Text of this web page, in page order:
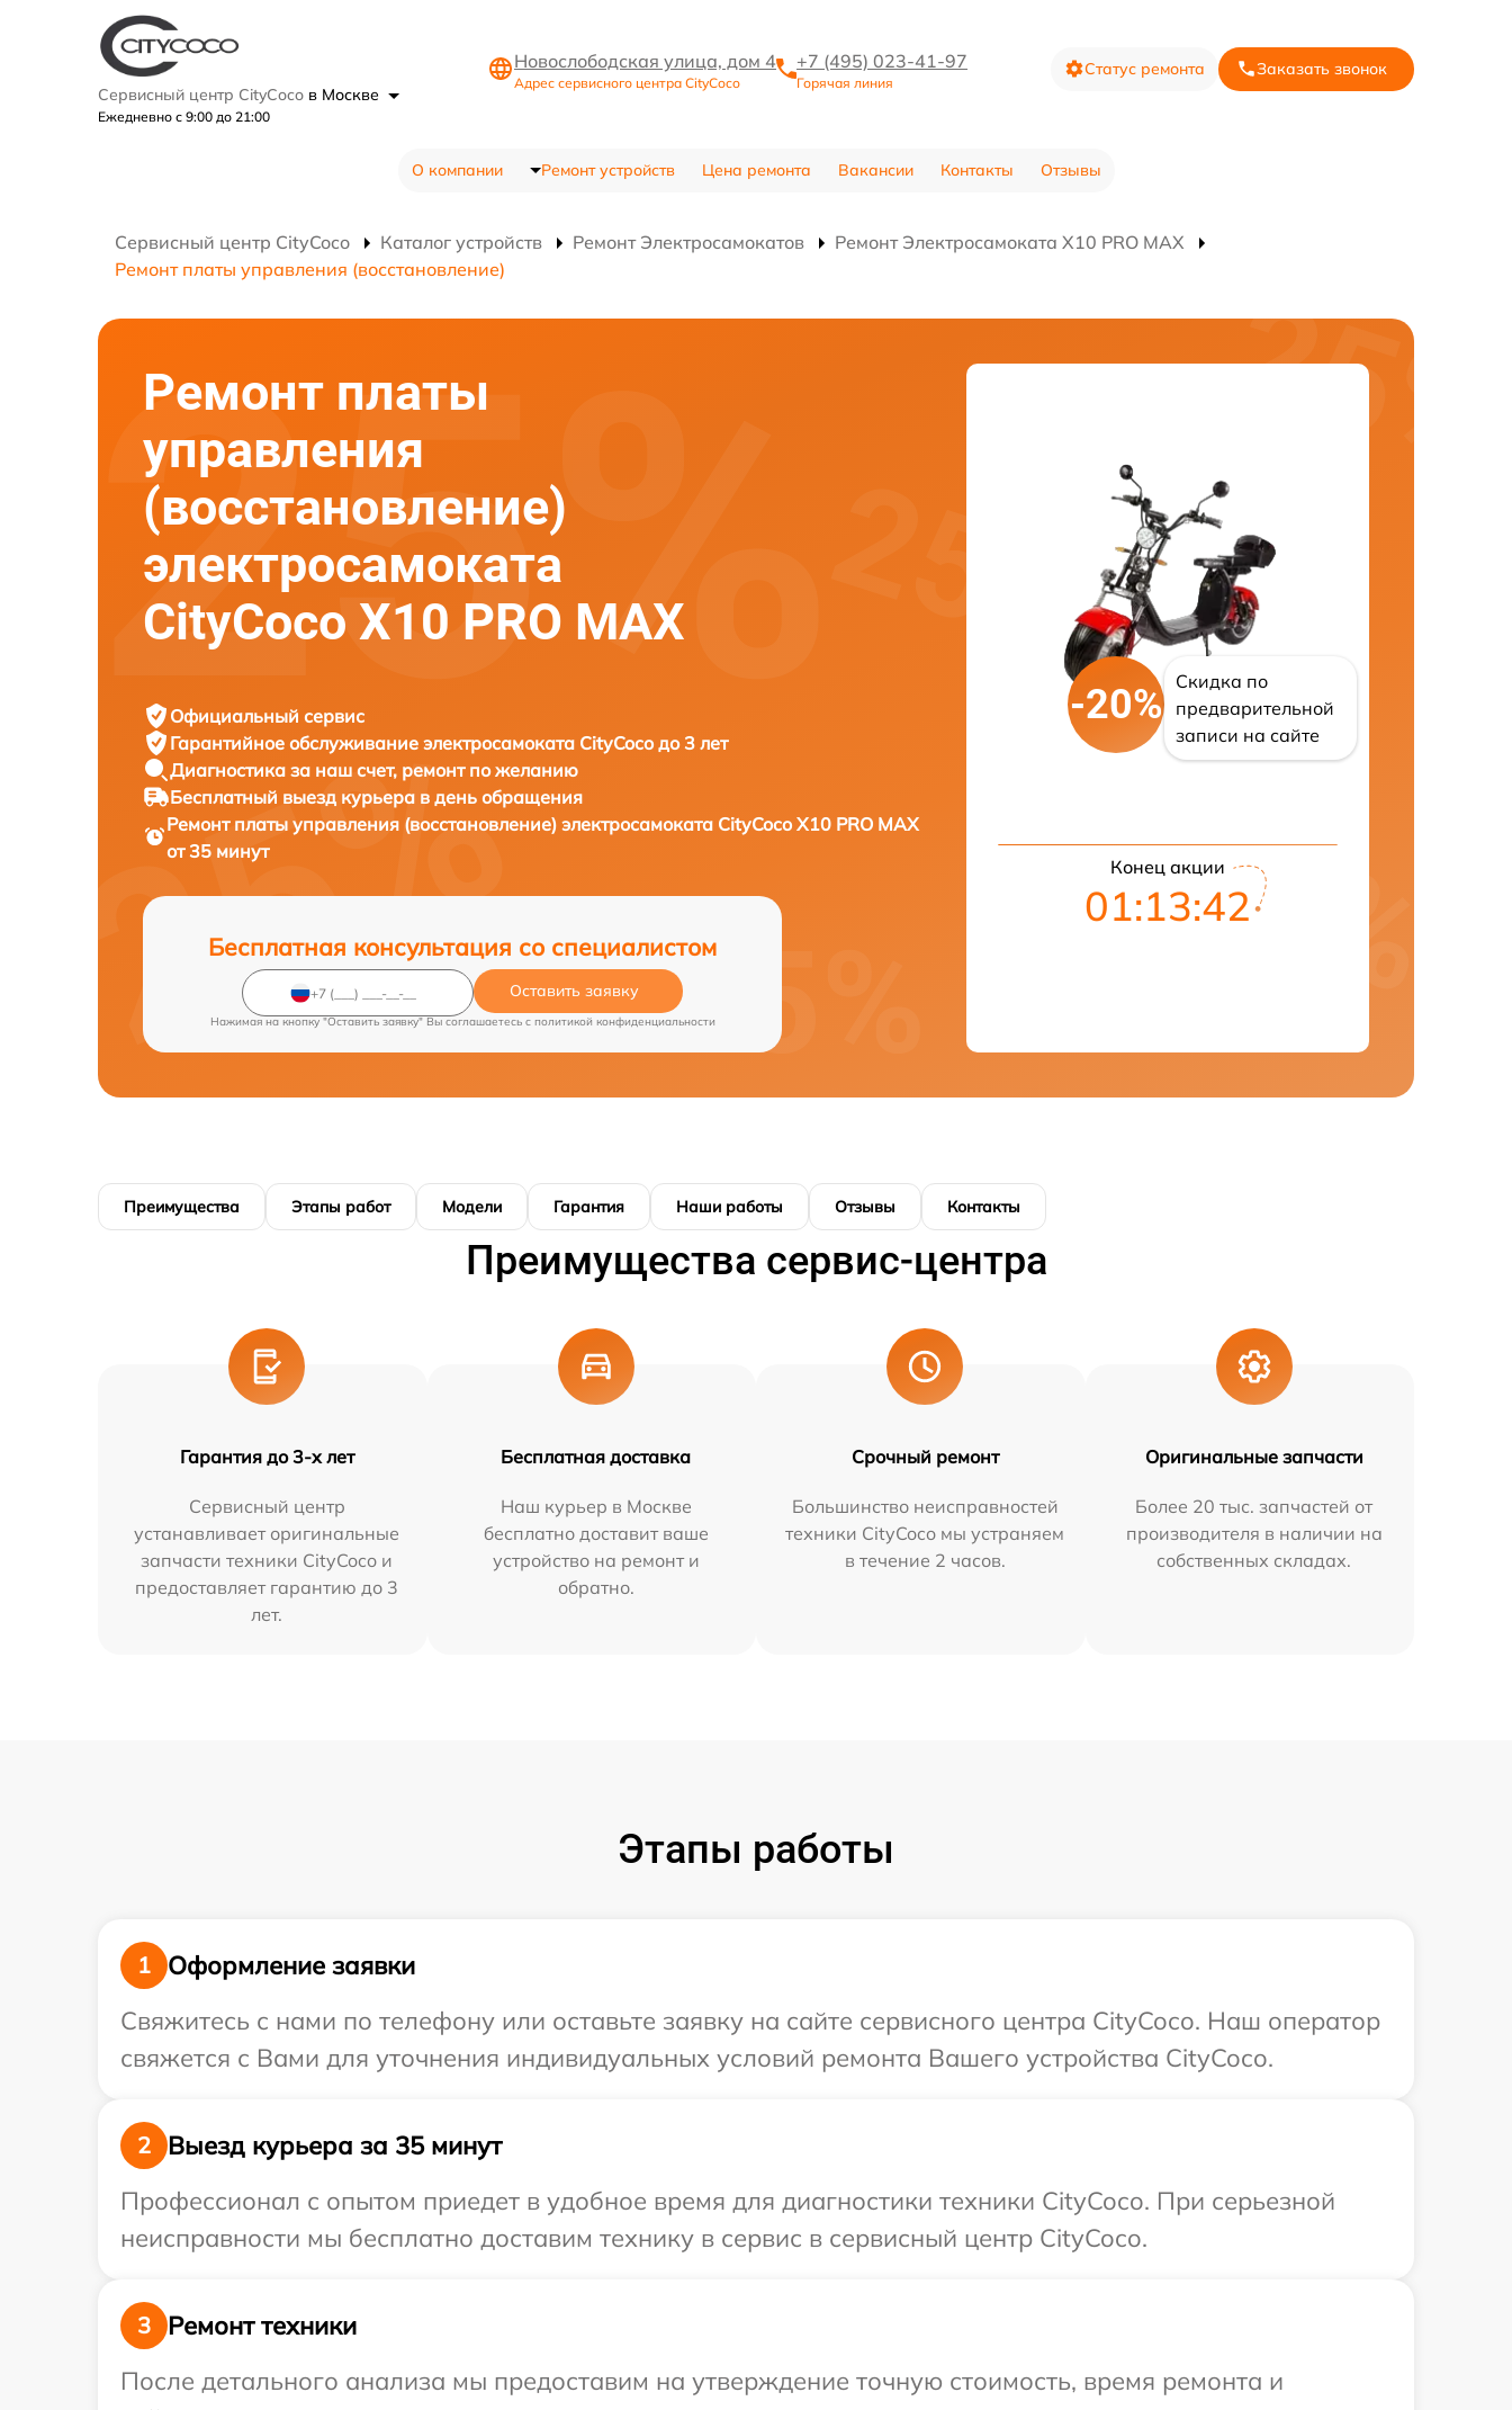
Сервисный центр CityCoco в Москве
Ежедневно с 9:00 до 21:00
Новослободская улица, дом 4
Адрес сервисного центра CityCoco
+7 (495) 023-41-97
Горячая линия
Статус ремонта Заказать звонок
О компании Ремонт устройств Цена ремонта Вакансии Контакты Отзывы
Сервисный центр CityCoco Каталог устройств Ремонт Электросамокатов
Ремонт Электросамоката X10 PRO MAX
Ремонт платы управления (восстановление)
Ремонт платы
управления
(восстановление)
электросамоката
CityCoco X10 PRO MAX
Официальный сервис
Гарантийное обслуживание электросамоката CityCoco до 3 лет
Диагностика за наш счет, ремонт по желанию
Бесплатный выезд курьера в день обращения
Ремонт платы управления (восстановление) электросамоката CityCoco X10 PRO MAX
от 35 минут
Бесплатная консультация со специалистом
Оставить заявку
Нажимая на кнопку "Оставить заявку" Вы соглашаетесь c политикой конфиденциальности
-20%
Скидка по
предварительной
записи на сайте
Конец акции
01:13:41
Преимущества Этапы работ Модели Гарантия Наши работы Отзывы Контакты
Преимущества сервис-центра
Гарантия до 3-х лет
Сервисный центр
устанавливает оригинальные
запчасти техники CityCoco и
предоставляет гарантию до 3
лет.
Бесплатная доставка
Наш курьер в Москве
бесплатно доставит ваше
устройство на ремонт и
обратно.
Срочный ремонт
Большинство неисправностей
техники CityCoco мы устраняем
в течение 2 часов.
Оригинальные запчасти
Более 20 тыс. запчастей от
производителя в наличии на
собственных складах.
Этапы работы
1
Оформление заявки
Свяжитесь с нами по телефону или оставьте заявку на сайте сервисного центра CityCoco. Наш оператор
свяжется с Вами для уточнения индивидуальных условий ремонта Вашего устройства CityCoco.
2
Выезд курьера за 35 минут
Профессионал с опытом приедет в удобное время для диагностики техники CityCoco. При серьезной
неисправности мы бесплатно доставим технику в сервис в сервисный центр CityCoco.
3
Ремонт техники
После детального анализа мы предоставим на утверждение точную стоимость, время ремонта и